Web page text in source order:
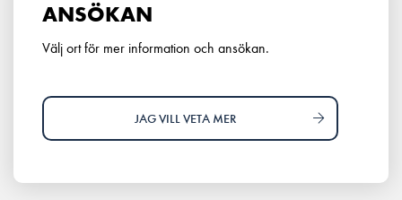
ANSÖKAN
Välj ort för mer information och ansökan.
JAG VILL VETA MER